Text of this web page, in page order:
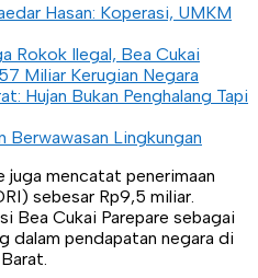
Hasan: Koperasi, UMKM
Rokok Ilegal, Bea Cukai
Miliar Kerugian Negara
Hujan Bukan Penghalang Tapi
Berwawasan Lingkungan
juga mencatat penerimaan
sebesar Rp9,5 miliar.
Bea Cukai Parepare sebagai
dalam pendapatan negara di